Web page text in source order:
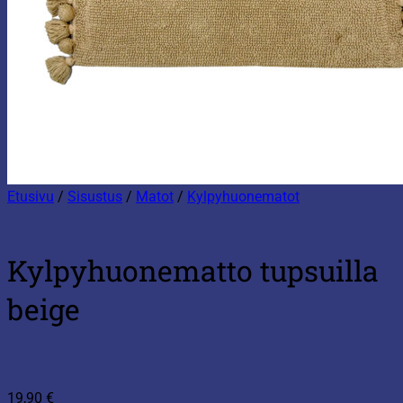
Etusivu / Sisustus / Matot / Kylpyhuonematot
Kylpyhuonematto tupsuilla
beige
19,90 €